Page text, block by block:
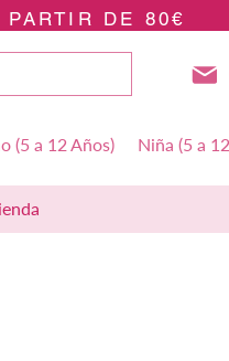
(5 a 12 Años) Niña (5 a
DE 80€